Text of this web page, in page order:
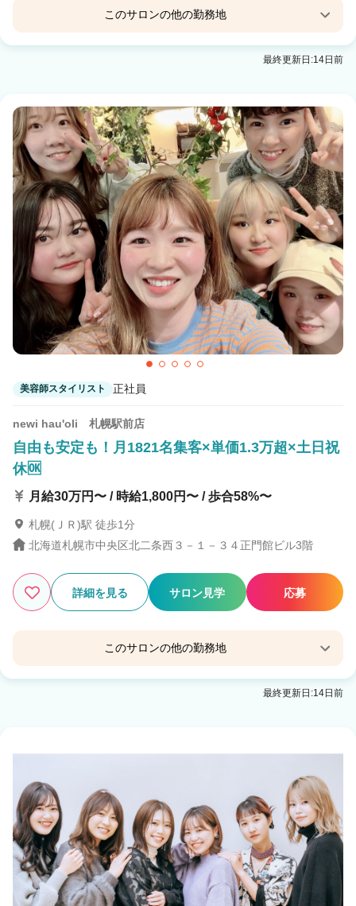
このサロンの他の勤務地
QBハウス函館ポールスターショッピングセンター
QBハウスキャポ大谷地店
大谷地駅
QBハウスイオン札幌西町ショッピングセンター
店
発寒南駅
QBハウスさっぽろ地下街オーロラタウン店
大通駅 徒歩4分
最終更新日:14日前
美容師スタイリスト 正社員
newi hau'oli 札幌駅前店
自由も安定も！月1821名集客×単価1.3万超×土日祝
休🆗
月給30万円〜 / 時給1,800円〜 / 歩合58%〜
札幌(ＪＲ)駅 徒歩1分
北海道札幌市中央区北二条西３－１－３４正門館ビル3階
詳細を見る サロン見学 応募
このサロンの他の勤務地
N゜IL DUCA 札幌駅前店
大通駅 徒歩3分
N゜sopo 札幌
大通駅 徒歩1分
N° sopo 札幌
大通駅 徒歩3分
最終更新日:14日前